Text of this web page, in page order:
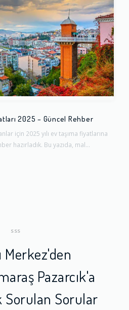
2025 – Güncel Rehber
için 2025 yılı ev taşıma fiyatlarına
hazırladık. Bu yazıda, mal...
SSS
Merkez'den
Pazarcık'a
Sorulan Sorular